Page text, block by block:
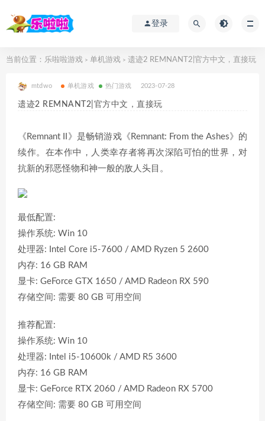
登录
当前位置： 乐啦啦游戏 > 单机游戏 > 遗迹2 REMNANT2|官方中文，直接玩
mtdwo 单机游戏 热门游戏 2023-07-28
遗迹2 REMNANT2|官方中文，直接玩
《Remnant II》是畅销游戏《Remnant: From the Ashes》的
续作。在本作中，人类幸存者将再次深陷可怕的世界，对
抗新的邪恶怪物和神一般的敌人头目。
最低配置:
操作系统: Win 10
处理器: Intel Core i5-7600 / AMD Ryzen 5 2600
内存: 16 GB RAM
显卡: GeForce GTX 1650 / AMD Radeon RX 590
存储空间: 需要 80 GB 可用空间
推荐配置:
操作系统: Win 10
处理器: Intel i5-10600k / AMD R5 3600
内存: 16 GB RAM
显卡: GeForce RTX 2060 / AMD Radeon RX 5700
存储空间: 需要 80 GB 可用空间